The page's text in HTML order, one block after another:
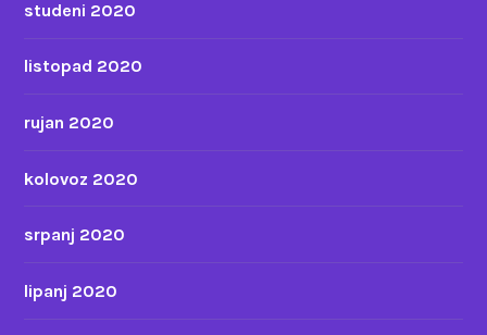
studeni 2020
listopad 2020
rujan 2020
kolovoz 2020
srpanj 2020
lipanj 2020